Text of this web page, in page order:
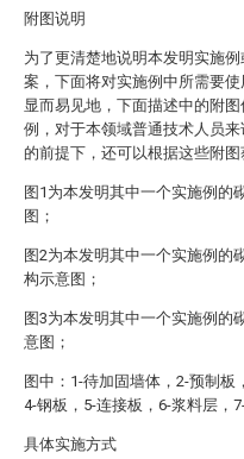
附图说明
为了更清楚地说明本发明实施
案，下面将对实施例中所需要使
显而易见地，下面描述中的附
例，对于本领域普通技术人员
的前提下，还可以根据这些附图
图1为本发明其中一个实施例的
图；
图2为本发明其中一个实施例的
构示意图；
图3为本发明其中一个实施例的
意图；
图中：1-待加固墙体，2-预制板
4-钢板，5-连接板，6-浆料层，
具体实施方式